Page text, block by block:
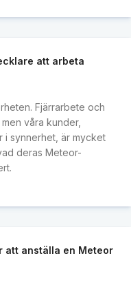
att arbeta
Fjärrarbete och
våra kunder,
synnerhet, är mycket
deras Meteor-
att anställa en Meteor